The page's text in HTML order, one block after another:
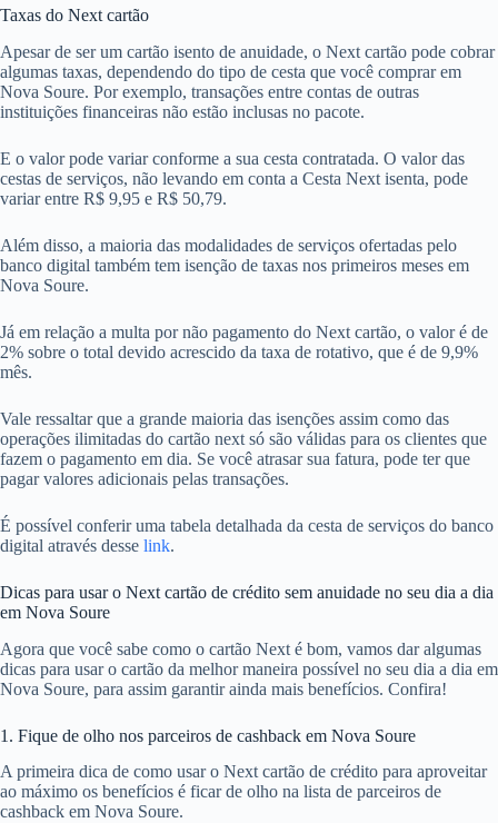
Taxas do Next cartão
Apesar de ser um cartão isento de anuidade, o Next cartão pode cobrar
algumas taxas, dependendo do tipo de cesta que você comprar em
Nova Soure. Por exemplo, transações entre contas de outras
instituições financeiras não estão inclusas no pacote.
E o valor pode variar conforme a sua cesta contratada. O valor das
cestas de serviços, não levando em conta a Cesta Next isenta, pode
variar entre R$ 9,95 e R$ 50,79.
Além disso, a maioria das modalidades de serviços ofertadas pelo
banco digital também tem isenção de taxas nos primeiros meses em
Nova Soure.
Já em relação a multa por não pagamento do Next cartão, o valor é de
2% sobre o total devido acrescido da taxa de rotativo, que é de 9,9%
mês.
Vale ressaltar que a grande maioria das isenções assim como das
operações ilimitadas do cartão next só são válidas para os clientes que
fazem o pagamento em dia. Se você atrasar sua fatura, pode ter que
pagar valores adicionais pelas transações.
É possível conferir uma tabela detalhada da cesta de serviços do banco
digital através desse link.
Dicas para usar o Next cartão de crédito sem anuidade no seu dia a dia
em Nova Soure
Agora que você sabe como o cartão Next é bom, vamos dar algumas
dicas para usar o cartão da melhor maneira possível no seu dia a dia em
Nova Soure, para assim garantir ainda mais benefícios. Confira!
1. Fique de olho nos parceiros de cashback em Nova Soure
A primeira dica de como usar o Next cartão de crédito para aproveitar
ao máximo os benefícios é ficar de olho na lista de parceiros de
cashback em Nova Soure.